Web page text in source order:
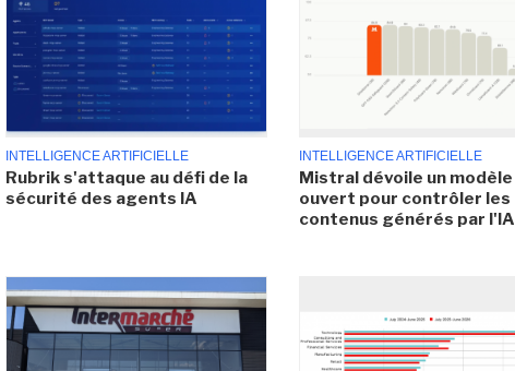
INTELLIGENCE ARTIFICIELLE
Rubrik s'attaque au défi de la
sécurité des agents IA
INTELLIGENCE ARTIFICIELLE
Mistral dévoile un modèle
ouvert pour contrôler les
contenus générés par l'IA